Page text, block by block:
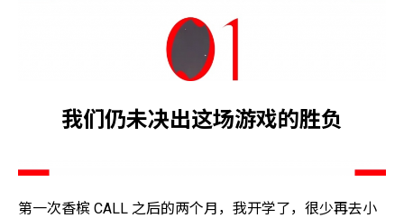
我们仍未决出这场游戏的胜负
第一次香槟 CALL 之后的两个月，我开学了，很少再去小